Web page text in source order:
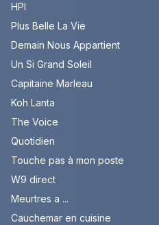
HPI
Plus Belle La Vie
Demain Nous Appartient
Un Si Grand Soleil
Capitaine Marleau
Koh Lanta
The Voice
Quotidien
Touche pas à mon poste
W9 direct
Meurtres a ...
Cauchemar en cuisine